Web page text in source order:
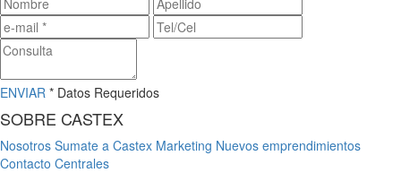
ENVIAR * Datos Requeridos
SOBRE CASTEX
Nosotros Sumate a Castex Marketing Nuevos emprendimientos
Contacto Centrales